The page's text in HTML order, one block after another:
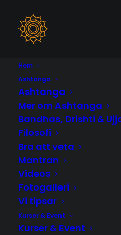
Hem
Ashtanga
Ashtanga
Mer om Ashtanga
Bandhas, Drishti &
Filosofi
Bra att veta
Mantran
Videos
Fotogalleri
Vi tipsar
Kurser & Event
Kurser & Event
Tibetan